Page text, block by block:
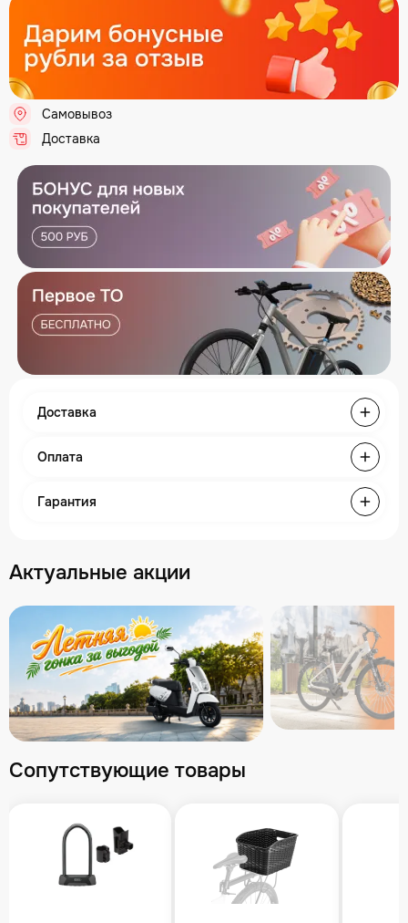
Самовывоз
Доставка
Доставка
Оплата
Гарантия
Актуальные акции
Сопутствующие товары